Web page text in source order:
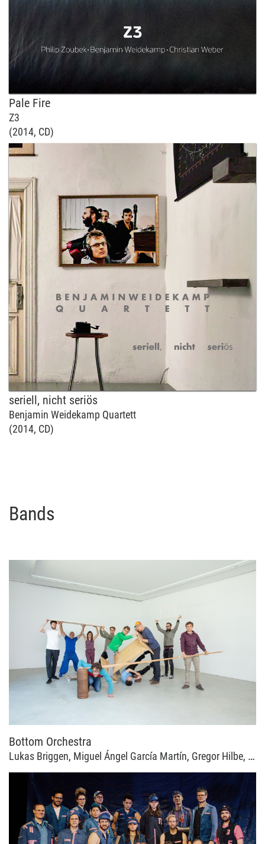
Pale Fire
Z3
(2014, CD)
seriell, nicht seriös
Benjamin Weidekamp Quartett
(2014, CD)
Bands
Bottom Orchestra
Lukas Briggen, Miguel Ángel García Martín, Gregor Hilbe, Uli Kempendorff, Almut Kühne, Silvan Schmid, Manuel Troller, Kaspar von Grünigen, Benjamin Weidekamp, Philip Zoubek